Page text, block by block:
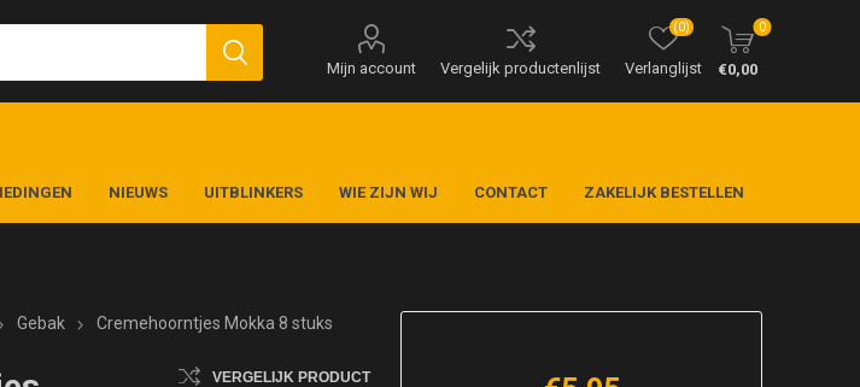
Mijn account Vergelijk productenlijst Verlanglijst
(0) 0
€0,00
NIEUWS UITBLINKERS WIE ZIJN WIJ CONTACT ZAKELIJK BESTELLEN
Gebak Cremehoorntjes Mokka 8 stuks
VERGELIJK PRODUCT